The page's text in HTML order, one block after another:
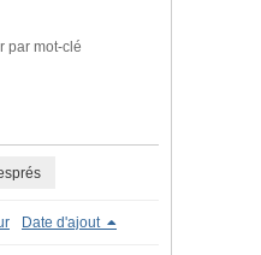
par mot-clé
Date d'ajout